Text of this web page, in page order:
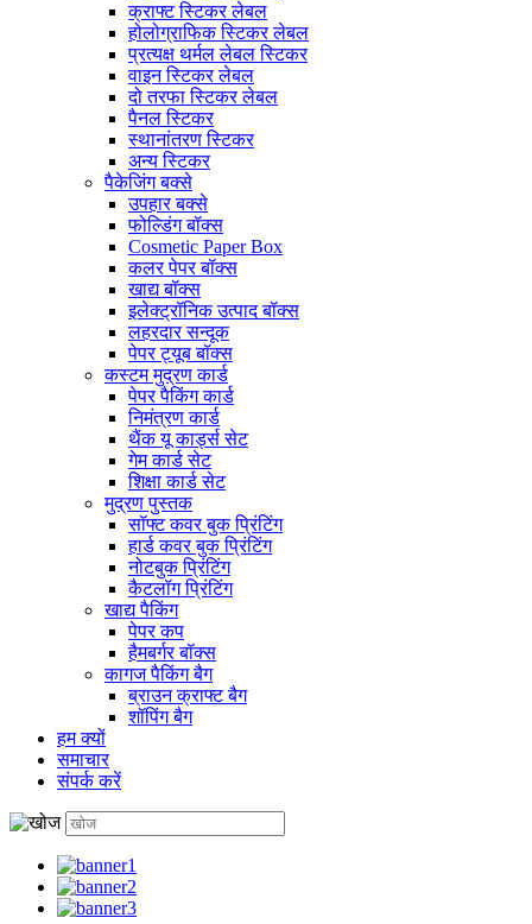
क्राफ्ट स्टिकर लेबल
होलोग्राफिक स्टिकर लेबल
प्रत्यक्ष थर्मल लेबल स्टिकर
वाइन स्टिकर लेबल
दो तरफा स्टिकर लेबल
पैनल स्टिकर
स्थानांतरण स्टिकर
अन्य स्टिकर
पैकेजिंग बक्से
उपहार बक्से
फोल्डिंग बॉक्स
Cosmetic Paper Box
कलर पेपर बॉक्स
खाद्य बॉक्स
इलेक्ट्रॉनिक उत्पाद बॉक्स
लहरदार सन्दूक
पेपर ट्यूब बॉक्स
कस्टम मुद्रण कार्ड
पेपर पैकिंग कार्ड
निमंत्रण कार्ड
थैंक यू कार्ड्स सेट
गेम कार्ड सेट
शिक्षा कार्ड सेट
मुद्रण पुस्तक
सॉफ्ट कवर बुक प्रिंटिंग
हार्ड कवर बुक प्रिंटिंग
नोटबुक प्रिंटिंग
कैटलॉग प्रिंटिंग
खाद्य पैकिंग
पेपर कप
हैमबर्गर बॉक्स
कागज पैकिंग बैग
ब्राउन क्राफ्ट बैग
शॉपिंग बैग
हम क्यों
समाचार
संपर्क करें